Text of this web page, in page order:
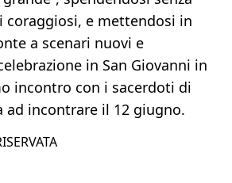
coraggiosi, e mettendosi in
a scenari nuovi e
in San Giovanni in
incontro con i sacerdoti di
ad incontrare il 12 giugno.